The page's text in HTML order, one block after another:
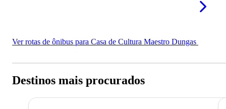
Ver rotas de ônibus para Casa de Cultura Maestro Dungas
Destinos mais procurados